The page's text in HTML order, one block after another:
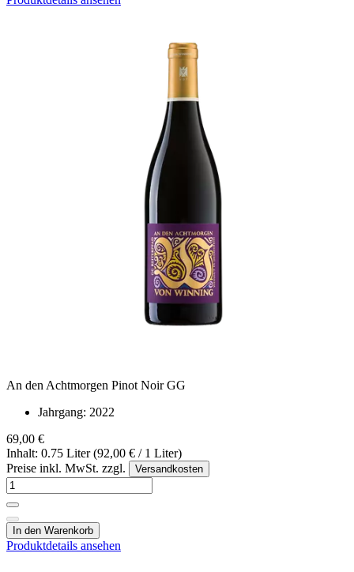
An den Achtmorgen Pinot Noir GG
Jahrgang: 2022
69,00 €
Inhalt: 0.75 Liter (92,00 € / 1 Liter)
Preise inkl. MwSt. zzgl.
Versandkosten
In den Warenkorb
Produktdetails ansehen